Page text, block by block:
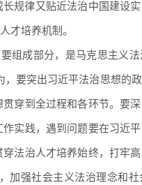
规律又贴近法治中国建设
才培养机制。
组成部分，是马克思主义
要突出习近平法治思想的
穿到全过程和各环节。要
实践，遇到问题要在习近
法治人才培养始终，打牢高
加强社会主义法治理念和